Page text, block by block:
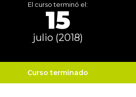
El curso terminó el:
15
julio (2018)
Curso terminado